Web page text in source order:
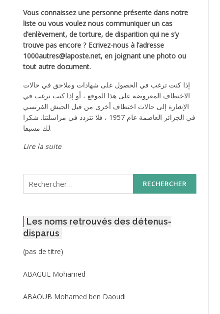
Vous connaissez une personne présente dans notre
liste ou vous voulez nous communiquer un cas
d’enlèvement, de torture, de disparition qui ne s’y
trouve pas encore ? Ecrivez-nous à l’adresse
1000autres@laposte.net, en joignant une photo ou
tout autre document.
إذا كنت ترغب في الحصول على شهادات وملاحق في حالات
الاختطاف المعروضة على هذا الموقع ، أو إذا كنت ترغب في
الإشارة إلى حالات اختطاف أخرى من قبل الجيش الفرنسي
في الجزائر العاصمة عام 1957 ، فلا تتردد في مراسلتنا. شكرا
لك مسبقا.
Lire la suite
Rechercher :
Les noms retrouvés des détenus-
disparus
(pas de titre)Post
3416
ABAGUE Mohamed
ABAOUB Mohamed ben Daoudi